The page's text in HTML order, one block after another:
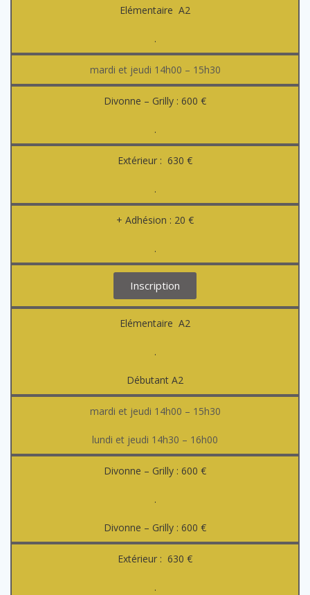
Elémentaire A2
.
mardi et jeudi 14h00 – 15h30
Divonne – Grilly : 600 €
.
Extérieur : 630 €
.
+ Adhésion : 20 €
.
Inscription
Elémentaire A2
.
Débutant A2
mardi et jeudi 14h00 – 15h30
lundi et jeudi 14h30 – 16h00
Divonne – Grilly : 600 €
.
Divonne – Grilly : 600 €
Extérieur : 630 €
.